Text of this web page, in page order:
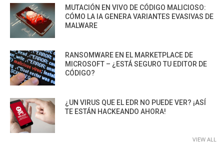
MUTACIÓN EN VIVO DE CÓDIGO MALICIOSO:
CÓMO LA IA GENERA VARIANTES EVASIVAS DE
MALWARE
RANSOMWARE EN EL MARKETPLACE DE
MICROSOFT – ¿ESTÁ SEGURO TU EDITOR DE
CÓDIGO?
¿UN VIRUS QUE EL EDR NO PUEDE VER? ¡ASÍ
TE ESTÁN HACKEANDO AHORA!
VIEW ALL